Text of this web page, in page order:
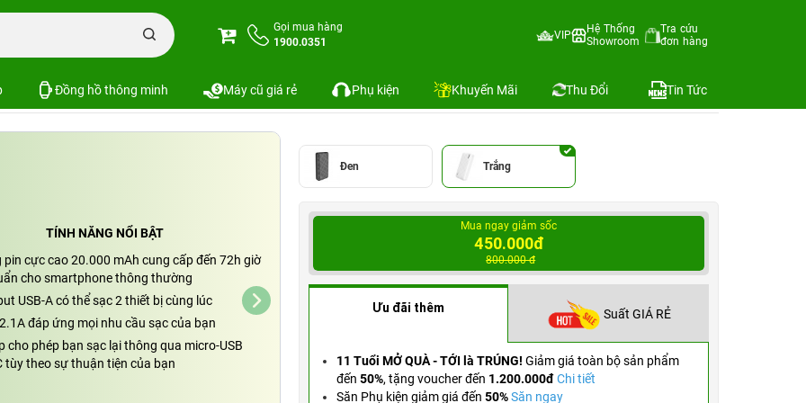
Gọi mua hàng
1900.0351
VIP
Hệ Thống
Showroom
Tra cứu
đơn hàng
Đồng hồ thông minh Máy cũ giá rẻ Phụ kiện Khuyến Mãi Thu Đổi Tin Tức
20.000mAh /3.7V Li-Polymer - 9PL20K03
Li-Polymer - 9PL20K03
TÍNH NĂNG NỔI BẬT
pin cực cao 20.000 mAh cung cấp đến 72h giờ
cho smartphone thông thường
USB-A có thể sạc 2 thiết bị cùng lúc
đáp ứng mọi nhu cầu sạc của bạn
cho phép bạn sạc lại thông qua micro-USB
tùy theo sự thuận tiện của bạn
Đen Trắng
Mua ngay giảm sốc
450.000đ
800.000 đ
Ưu đãi thêm Suất GIÁ RẺ
11 Tuổi MỞ QUÀ - TỚI là TRÚNG! Giảm giá toàn bộ sản phẩm
đến 50%, tặng voucher đến 1.200.000đ Chi tiết
Săn Phụ kiện giảm giá đến 50% Săn ngay